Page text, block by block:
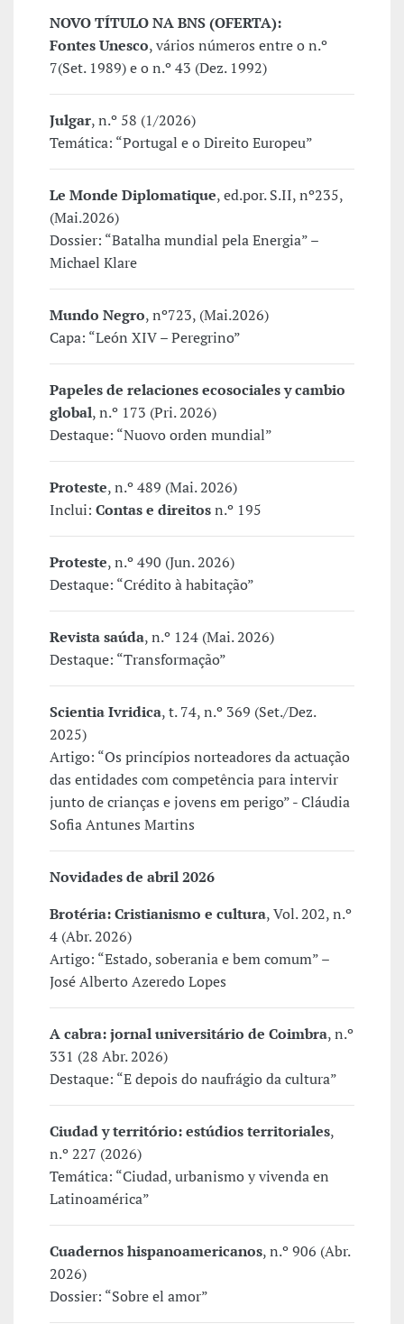
NOVO TÍTULO NA BNS (OFERTA):
Fontes Unesco, vários números entre o n.º
7(Set. 1989) e o n.º 43 (Dez. 1992)
Julgar, n.º 58 (1/2026)
Temática: “Portugal e o Direito Europeu”
Le Monde Diplomatique, ed.por. S.II, nº235,
(Mai.2026)
Dossier: “Batalha mundial pela Energia” –
Michael Klare
Mundo Negro, nº723, (Mai.2026)
Capa: “León XIV – Peregrino”
Papeles de relaciones ecosociales y cambio
global, n.º 173 (Pri. 2026)
Destaque: “Nuovo orden mundial”
Proteste, n.º 489 (Mai. 2026)
Inclui: Contas e direitosn.º 195
Proteste, n.º 490 (Jun. 2026)
Destaque: “Crédito à habitação”
Revista saúda, n.º 124 (Mai. 2026)
Destaque: “Transformação”
Scientia Ivridica, t. 74, n.º 369 (Set./Dez.
2025)
Artigo: “Os princípios norteadores da actuação
das entidades com competência para intervir
junto de crianças e jovens em perigo” - Cláudia
Sofia Antunes Martins
Novidades de abril 2026
Brotéria: Cristianismo e cultura, Vol. 202, n.º
4 (Abr. 2026)
Artigo: “Estado, soberania e bem comum” –
José Alberto Azeredo Lopes
A cabra: jornal universitário de Coimbra, n.º
331 (28 Abr. 2026)
Destaque: “E depois do naufrágio da cultura”
Ciudad y território: estúdios territoriales,
n.º 227 (2026)
Temática: “Ciudad, urbanismo y vivenda en
Latinoamérica”
Cuadernos hispanoamericanos, n.º 906 (Abr.
2026)
Dossier: “Sobre el amor”